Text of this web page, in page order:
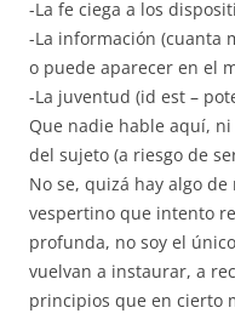
-La fe ciega a los
-La información (cuanta
o puede aparecer en el
-La juventud (id est –
Que nadie hable aquí,
del sujeto (a riesgo de
No se, quizá hay algo
vespertino que intento
profunda, no soy el
vuelvan a instaurar, a
principios que en cierto